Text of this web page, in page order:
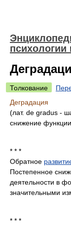
психологии
Толкование
Деградация
(лат. de gradus -
снижение функции,
* * *
Обратное
Постепенное
деятельности в
значительными
* * *